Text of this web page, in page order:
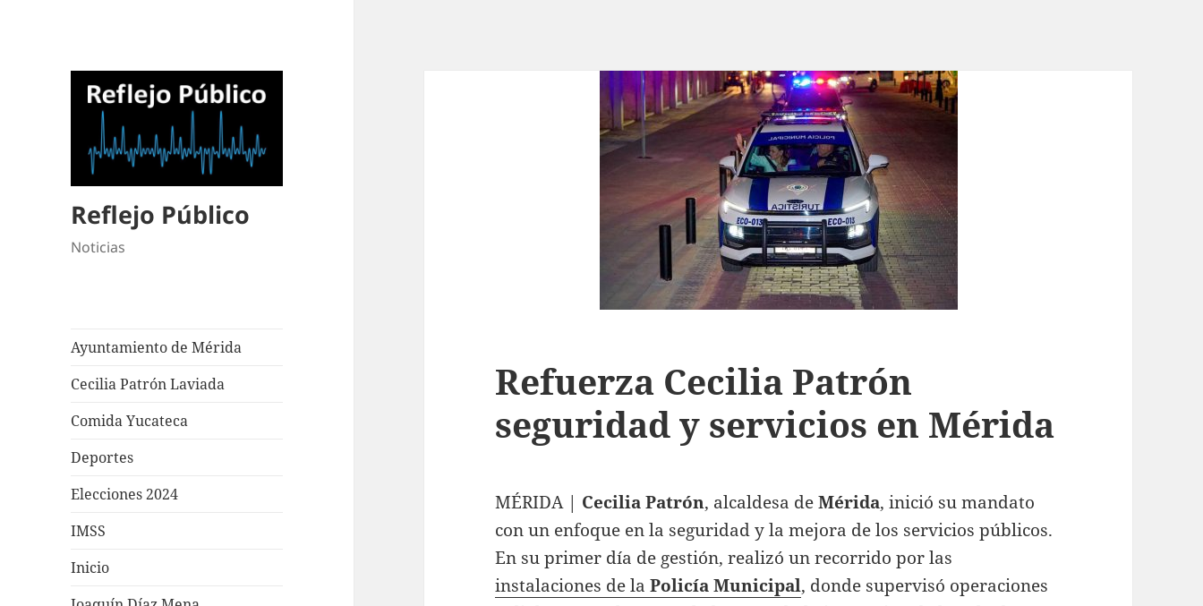
Reflejo Público
Noticias
Ayuntamiento de Mérida
Cecilia Patrón Laviada
Comida Yucateca
Deportes
Elecciones 2024
IMSS
Inicio
Refuerza Cecilia Patrón
seguridad y servicios en Mérida
MÉRIDA | Cecilia Patrón, alcaldesa deMérida, inició su mandato
con un enfoque en la seguridad y la mejora de los servicios públicos.
En su primer día de gestión, realizó un recorrido por las
instalaciones de laPolicía Municipal, donde supervisó operaciones